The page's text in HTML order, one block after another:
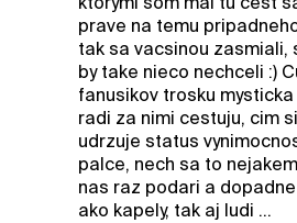
prave na temu
tak sa vacsinou zasmiali,
by take nieco nechceli :)
fanusikov trosku
radi za nimi cestuju, cim
udrzuje status
palce, nech sa to
nas raz podari a
ako kapely, tak aj ludi ...